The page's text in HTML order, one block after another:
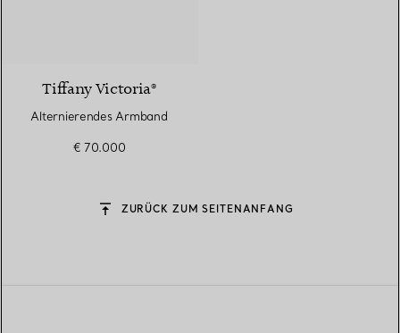
Tiffany Victoria®
Alternierendes Armband
€ 70.000
ZURÜCK ZUM SEITENANFANG